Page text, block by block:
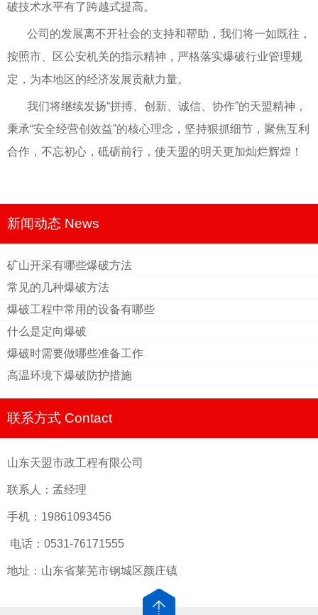
破技术水平有了跨越式提高。
公司的发展离不开社会的支持和帮助，我们将一如既往，
按照市、区公安机关的指示精神，严格落实爆破行业管理规
定，为本地区的经济发展贡献力量。
我们将继续发扬“拼搏、创新、诚信、协作”的天盟精神，
秉承“安全经营创效益”的核心理念，坚持狠抓细节，聚焦互利
合作，不忘初心，砥砺前行，使天盟的明天更加灿烂辉煌！
新闻动态 News
矿山开采有哪些爆破方法
常见的几种爆破方法
爆破工程中常用的设备有哪些
什么是定向爆破
爆破时需要做哪些准备工作
高温环境下爆破防护措施
联系方式 Contact
山东天盟市政工程有限公司
联系人：孟经理
手机：19861093456
电话：0531-76171555
地址：山东省莱芜市钢城区颜庄镇